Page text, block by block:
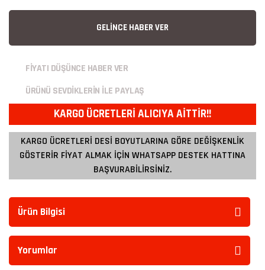
GELİNCE HABER VER
FİYATI DÜŞÜNCE HABER VER
ÜRÜNÜ SEVDİKLERİN İLE PAYLAŞ
KARGO ÜCRETLERİ ALICIYA AİTTİR!!
KARGO ÜCRETLERİ DESİ BOYUTLARINA GÖRE DEĞİŞKENLİK
GÖSTERİR FİYAT ALMAK İÇİN WHATSAPP DESTEK HATTINA
BAŞVURABİLİRSİNİZ.
Ürün Bilgisi
Yorumlar